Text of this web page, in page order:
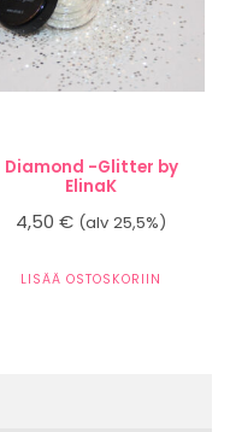
Diamond -Glitter by
ElinaK
4,50€ (alv 25,5%)
LISÄÄ OSTOSKORIIN